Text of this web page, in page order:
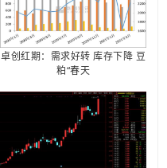
卓创红期：需求好转 库存下降 豆
粕“春天